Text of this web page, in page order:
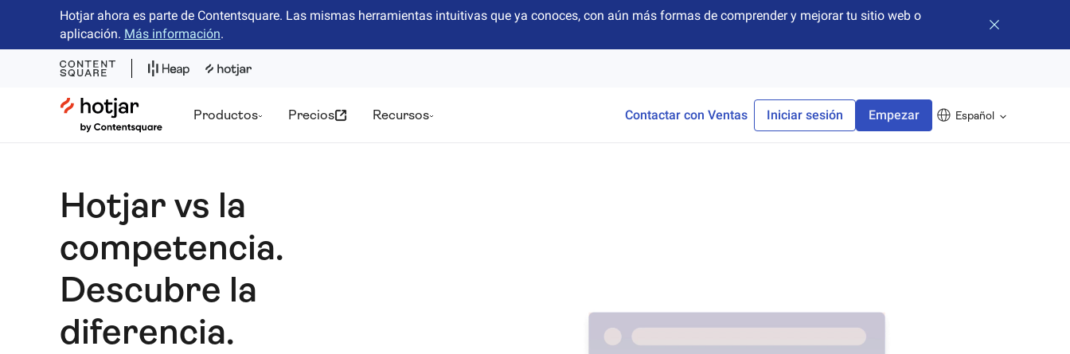
Hotjar ahora es parte de Contentsquare. Las mismas herramientas intuitivas que ya conoces, con aún más formas de comprender y mejorar tu sitio web o
aplicación. Más información. Cerrar banner
Hotjar Logo
Productos Precios Recursos Contactar con Ventas Iniciar sesión Empezar Español
Hotjar vs la
competencia.
Descubre la
diferencia.